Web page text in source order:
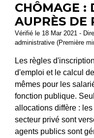
CHÔMAGE :
AUPRÈS DE
Vérifié le 18 Mar 2021 -
administrative (Première
Les règles
d'emploi et le calcul
mêmes pour les
fonction publique.
allocations diffère :
secteur privé sont
agents publics sont